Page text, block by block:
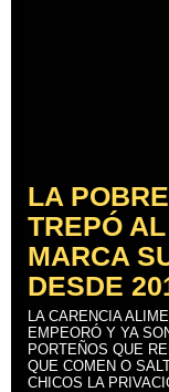
LA
TREPÓ
MARCA
DESDE
LA CARENCIA
EMPEORÓ Y YA
PORTEÑOS QUE
QUE COMEN O
CHICOS LA